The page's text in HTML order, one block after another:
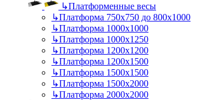
↳Платформенные весы
↳Платформа 750х750 до 800х1000
↳Платформа 1000х1000
↳Платформа 1000х1250
↳Платформа 1200х1200
↳Платформа 1200х1500
↳Платформа 1500х1500
↳Платформа 1500х2000
↳Платформа 2000х2000